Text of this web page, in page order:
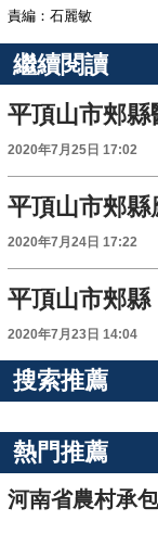
責編：石麗敏
繼續閱讀
2020年7月25日 17:02
2020年7月24日 17:22
2020年7月23日 14:04
搜索推薦
熱門推薦
河南省農村承